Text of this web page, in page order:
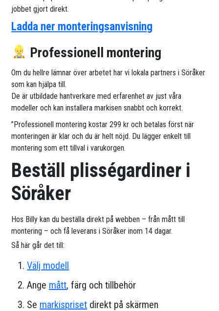
jobbet gjort direkt.
Ladda ner monteringsanvisning
Professionell montering
Om du hellre lämnar över arbetet har vi lokala partners i Söråker
som kan hjälpa till.
De är utbildade hantverkare med erfarenhet av just våra
modeller och kan installera markisen snabbt och korrekt.
”Professionell montering kostar 299 kr och betalas först när
monteringen är klar och du är helt nöjd. Du lägger enkelt till
montering som ett tillval i varukorgen.
Beställ plisségardiner i
Söråker
Hos Billy kan du beställa direkt på webben – från mått till
montering – och få leverans i Söråker inom 14 dagar.
Så här går det till:
Välj modell
Ange mått, färg och tillbehör
Se markispriset direkt på skärmen